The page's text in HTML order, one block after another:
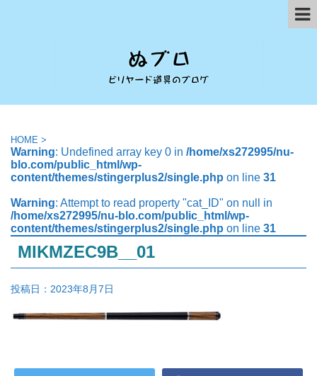
HOME >
Warning: Undefined array key 0 in /home/xs272995/nu-
blo.com/public_html/wp-
content/themes/stingerplus2/single.php on line 31
Warning: Attempt to read property "cat_ID" on null in
/home/xs272995/nu-blo.com/public_html/wp-
content/themes/stingerplus2/single.php on line 31
MIKMZEC9B__01
投稿日： 2023年8月7日